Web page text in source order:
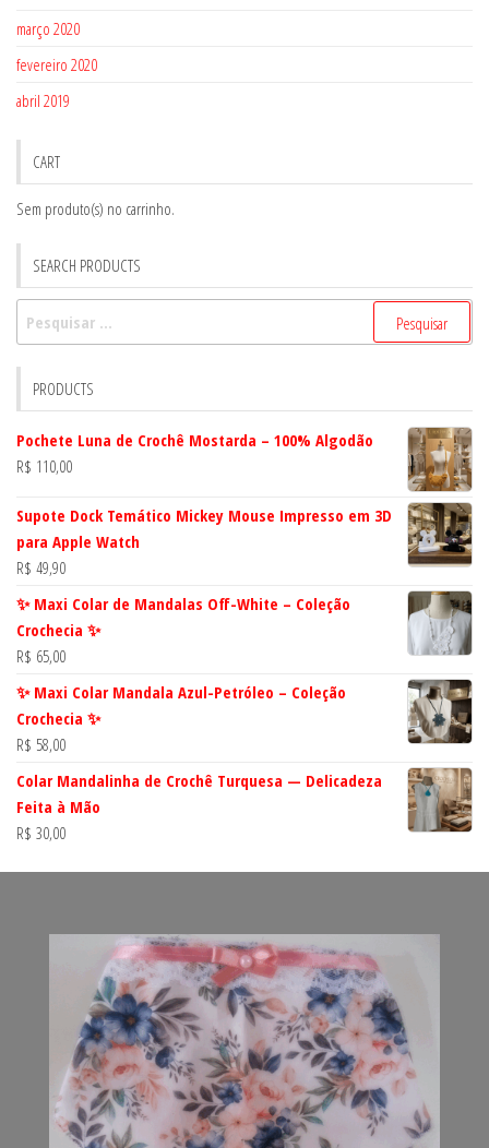
março 2020
fevereiro 2020
abril 2019
CART
Sem produto(s) no carrinho.
SEARCH PRODUCTS
Pesquisar
por:
PRODUCTS
Pochete Luna de Crochê Mostarda – 100% Algodão
R$ 110,00
Supote Dock Temático Mickey Mouse Impresso em 3D
para Apple Watch
R$ 49,90
✨ Maxi Colar de Mandalas Off-White – Coleção
Crochecia ✨
R$ 65,00
✨ Maxi Colar Mandala Azul-Petróleo – Coleção
Crochecia ✨
R$ 58,00
Colar Mandalinha de Crochê Turquesa — Delicadeza
Feita à Mão
R$ 30,00